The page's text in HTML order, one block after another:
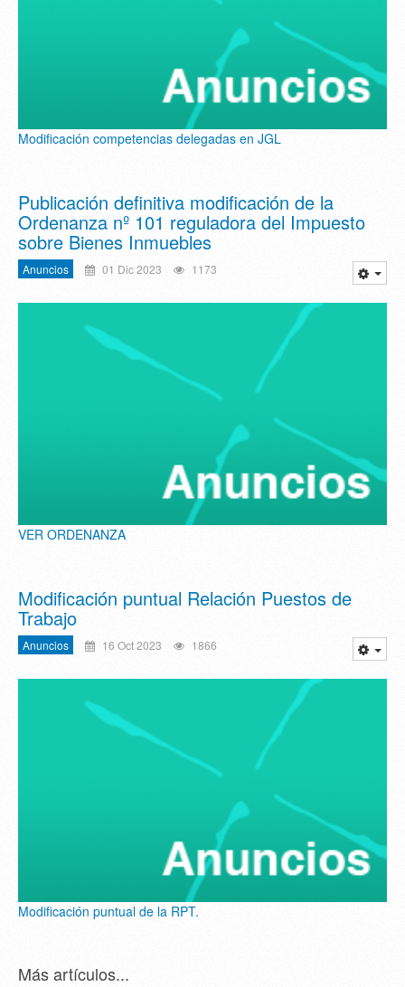
Modificación competencias delegadas en JGL
Publicación definitiva modificación de la
Ordenanza nº 101 reguladora del Impuesto
sobre Bienes Inmuebles
Anuncios 01 Dic 2023 1173
VER ORDENANZA
Modificación puntual Relación Puestos de
Trabajo
Anuncios 16 Oct 2023 1866
Modificación puntual de la RPT.
Más artículos...